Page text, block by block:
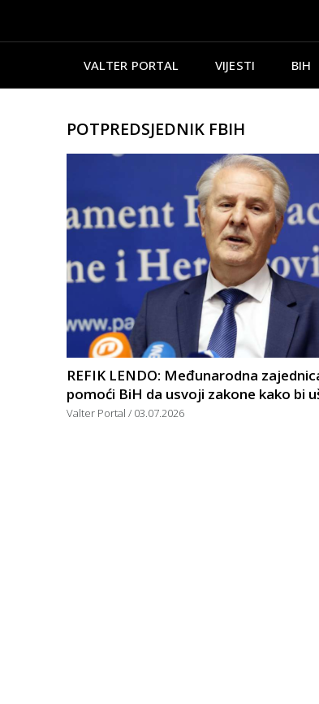
VALTER PORTAL VIJESTI BIH
POTPREDSJEDNIK FBIH
REFIK LENDO: Međunarodna
pomoći BiH da usvoji zakone kako bi
Valter Portal 03.07.2026